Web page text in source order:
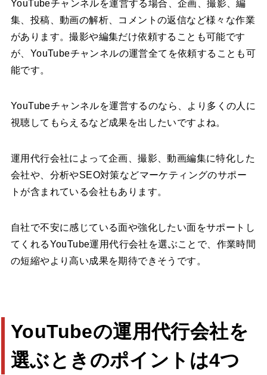
YouTubeチャンネルを運営する場合、企画、撮影、編
集、投稿、動画の解析、コメントの返信など様々な作業
があります。撮影や編集だけ依頼することも可能です
が、YouTubeチャンネルの運営全てを依頼することも可
能です。
YouTubeチャンネルを運営するのなら、より多くの人に
視聴してもらえるなど成果を出したいですよね。
運用代行会社によって企画、撮影、動画編集に特化した
会社や、分析やSEO対策などマーケティングのサポー
トが含まれている会社もあります。
自社で不安に感じている面や強化したい面をサポートし
てくれるYouTube運用代行会社を選ぶことで、作業時間
の短縮やより高い成果を期待できそうです。
YouTubeの運用代行会社を
選ぶときのポイントは4つ